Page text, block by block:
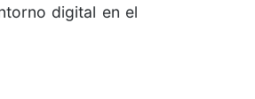
digital en el